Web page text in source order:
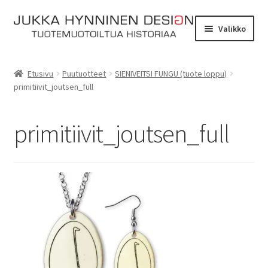
Siirry
navigointiin
Siirry
sisältöön
Valikko
Tarinat
Verkkokauppa
Ostoskori
Etusivu Puutuotteet
SIENIVEITSI FUNGU (tuote loppu)
primitiivit_joutsen_full
primitiivit_joutsen_full